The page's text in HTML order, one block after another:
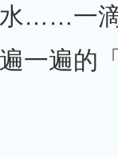
……一
一遍的